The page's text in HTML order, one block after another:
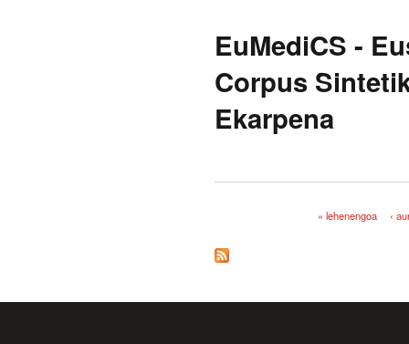
EuMediCS -
Corpus
Ekarpena
« lehenengoa ‹